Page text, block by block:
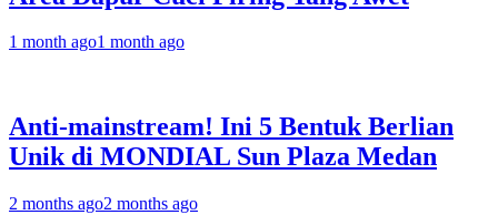
1 month ago1 month ago
Anti-mainstream! Ini 5 Bentuk Berlian
Unik di MONDIAL Sun Plaza Medan
2 months ago2 months ago